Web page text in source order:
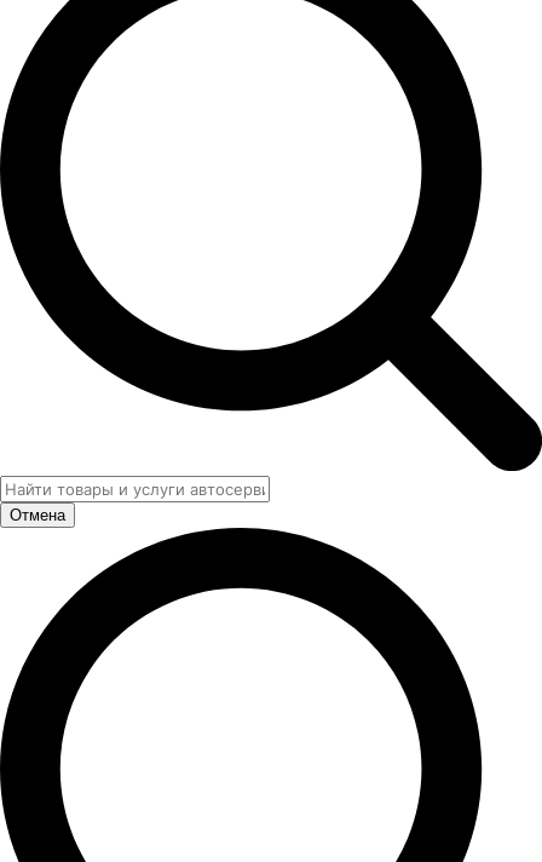
Отмена